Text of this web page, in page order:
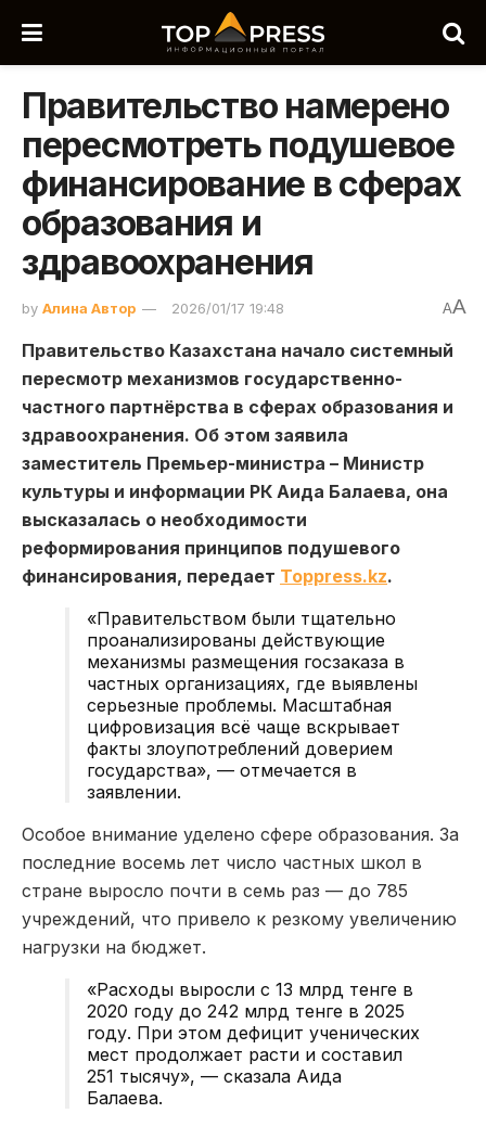
Правительство намерено
пересмотреть подушевое
финансирование в сферах
образования и
здравоохранения
by Алина Автор 2026/01/17 19:48 AA
Правительство Казахстана начало системный
пересмотр механизмов государственно-
частного партнёрства в сферах образования и
здравоохранения. Об этом заявила
заместитель Премьер-министра – Министр
культуры и информации РК Аида Балаева, она
высказалась о необходимости
реформирования принципов подушевого
финансирования, передает Toppress.kz.
«Правительством были тщательно
проанализированы действующие
механизмы размещения госзаказа в
частных организациях, где выявлены
серьезные проблемы. Масштабная
цифровизация всё чаще вскрывает
факты злоупотреблений доверием
государства», — отмечается в
заявлении.
Особое внимание уделено сфере образования. За
последние восемь лет число частных школ в
стране выросло почти в семь раз — до 785
учреждений, что привело к резкому увеличению
нагрузки на бюджет.
«Расходы выросли с 13 млрд тенге в
2020 году до 242 млрд тенге в 2025
году. При этом дефицит ученических
мест продолжает расти и составил
251 тысячу», — сказала Аида
Балаева.